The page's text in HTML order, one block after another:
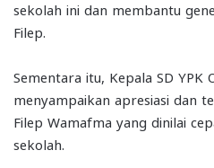
sekolah ini dan membantu
Filep.
Sementara itu, Kepala SD YPK
menyampaikan apresiasi dan
Filep Wamafma yang dinilai
sekolah.